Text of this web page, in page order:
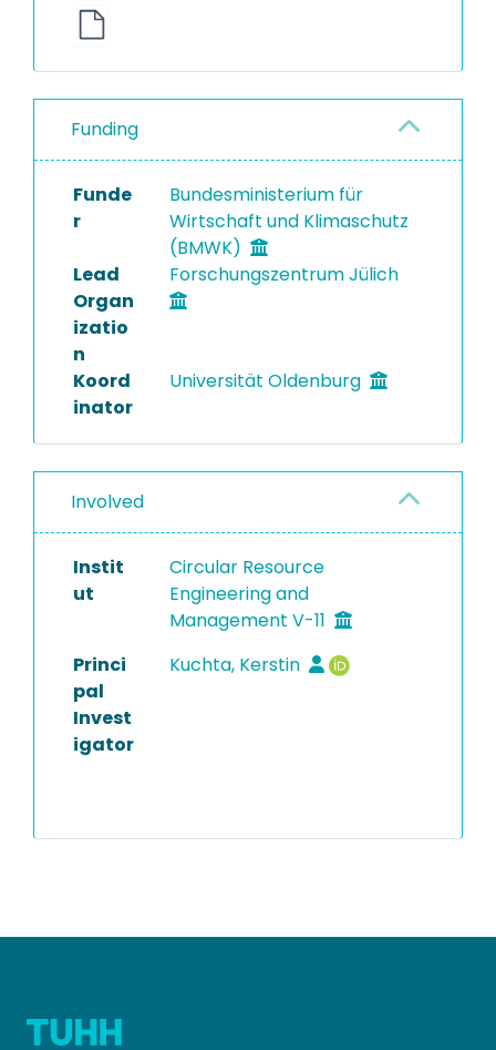
Funding
Funde
r
Bundesministerium für
Wirtschaft und Klimaschutz
(BMWK)
Lead
Organ
izatio
n
Forschungszentrum Jülich
Koord
inator
Universität Oldenburg
Involved
Instit
ut
Circular Resource
Engineering and
Management V-11
Princi
pal
Invest
igator
Kuchta, Kerstin